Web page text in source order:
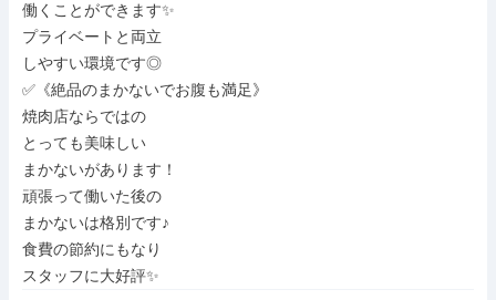
働くことができます✨
プライベートと両立
しやすい環境です◎
✅《絶品のまかないでお腹も満足》
焼肉店ならではの
とっても美味しい
まかないがあります！
頑張って働いた後の
まかないは格別です♪
食費の節約にもなり
スタッフに大好評✨